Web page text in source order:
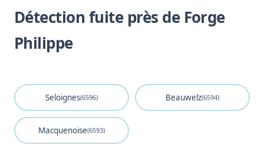
Détection fuite près de Forge
Philippe
Seloignes(6596) Beauwelz(6594)
Macquenoise(6593)